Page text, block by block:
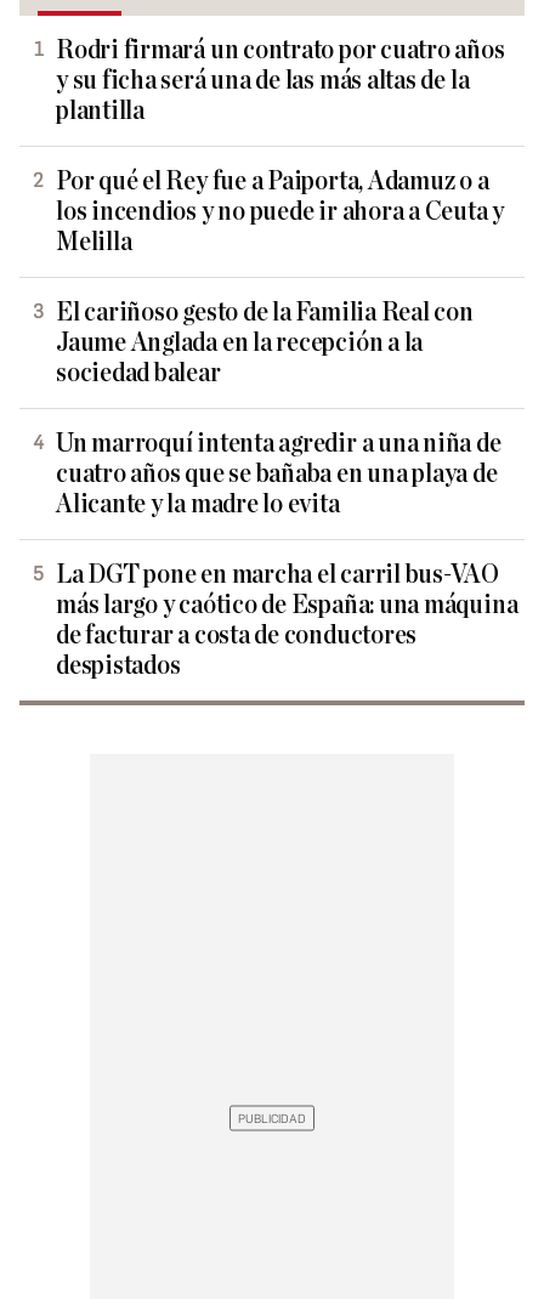
Rodri firmará un contrato por cuatro años
y su ficha será una de las más altas de la
plantilla
Por qué el Rey fue a Paiporta, Adamuz o a
los incendios y no puede ir ahora a Ceuta y
Melilla
El cariñoso gesto de la Familia Real con
Jaume Anglada en la recepción a la
sociedad balear
Un marroquí intenta agredir a una niña de
cuatro años que se bañaba en una playa de
Alicante y la madre lo evita
La DGT pone en marcha el carril bus-VAO
más largo y caótico de España: una máquina
de facturar a costa de conductores
despistados